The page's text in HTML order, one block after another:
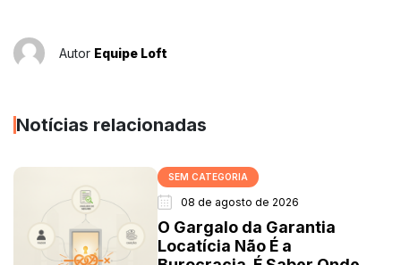
Autor Equipe Loft
Notícias relacionadas
SEM CATEGORIA
08 de agosto de 2026
O Gargalo da Garantia
Locatícia Não É a